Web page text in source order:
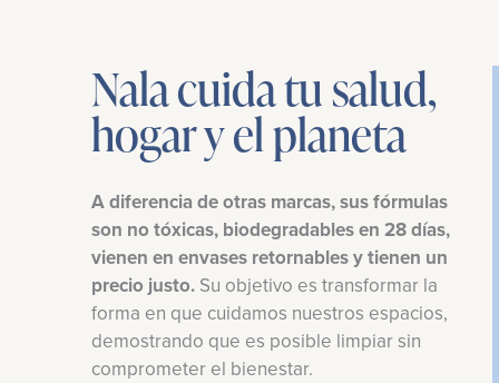
Nala cuida tu salud,
hogar y el planeta
A diferencia de otras marcas, sus fórmulas
son no tóxicas, biodegradables en 28 días,
vienen en envases retornables y tienen un
precio justo. Su objetivo es transformar la
forma en que cuidamos nuestros espacios,
demostrando que es posible limpiar sin
comprometer el bienestar.